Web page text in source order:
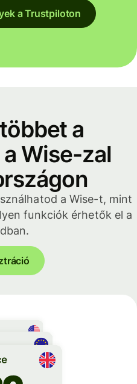
a Trustpiloton
a
Wise-zal
a Wise-t, mint
funkciók érhetők el a